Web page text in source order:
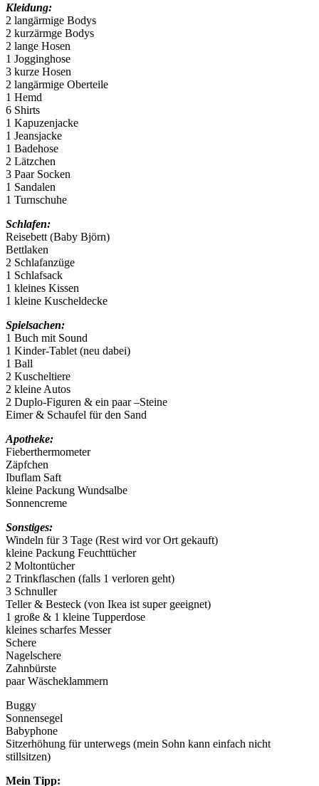
Kleidung:
2 langärmige Bodys
2 kurzärmge Bodys
2 lange Hosen
1 Jogginghose
3 kurze Hosen
2 langärmige Oberteile
1 Hemd
6 Shirts
1 Kapuzenjacke
1 Jeansjacke
1 Badehose
2 Lätzchen
3 Paar Socken
1 Sandalen
1 Turnschuhe
Schlafen:
Reisebett (Baby Björn)
Bettlaken
2 Schlafanzüge
1 Schlafsack
1 kleines Kissen
1 kleine Kuscheldecke
Spielsachen:
1 Buch mit Sound
1 Kinder-Tablet (neu dabei)
1 Ball
2 Kuscheltiere
2 kleine Autos
2 Duplo-Figuren & ein paar –Steine
Eimer & Schaufel für den Sand
Apotheke:
Fieberthermometer
Zäpfchen
Ibuflam Saft
kleine Packung Wundsalbe
Sonnencreme
Sonstiges:
Windeln für 3 Tage (Rest wird vor Ort gekauft)
kleine Packung Feuchttücher
2 Moltontücher
2 Trinkflaschen (falls 1 verloren geht)
3 Schnuller
Teller & Besteck (von Ikea ist super geeignet)
1 große & 1 kleine Tupperdose
kleines scharfes Messer
Schere
Nagelschere
Zahnbürste
paar Wäscheklammern
Buggy
Sonnensegel
Babyphone
Sitzerhöhung für unterwegs (mein Sohn kann einfach nicht
stillsitzen)
Mein Tipp: